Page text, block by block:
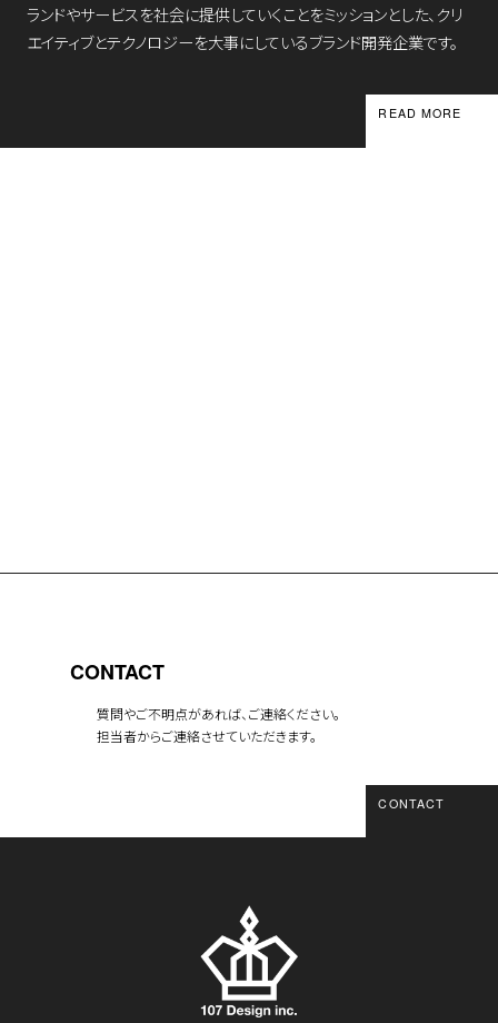
ランドやサービスを社会に提供していくことをミッションとした、クリ
エイティブとテクノロジーを大事にしているブランド開発企業です。
READ MORE
CONTACT
質問やご不明点があれば、ご連絡ください。
担当者からご連絡させていただきます。
CONTACT